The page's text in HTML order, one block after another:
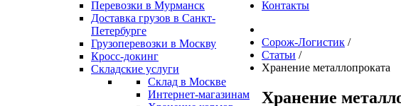
Перевозки в Мурманск
Доставка грузов в Санкт-
Петербурге
Грузоперевозки в Москву
Кросс-докинг
Складские услуги
Склад в Москве
Интернет-магазинам
Контакты
Сорож-Логистик /
Статьи /
Хранение металлопроката
Хранение